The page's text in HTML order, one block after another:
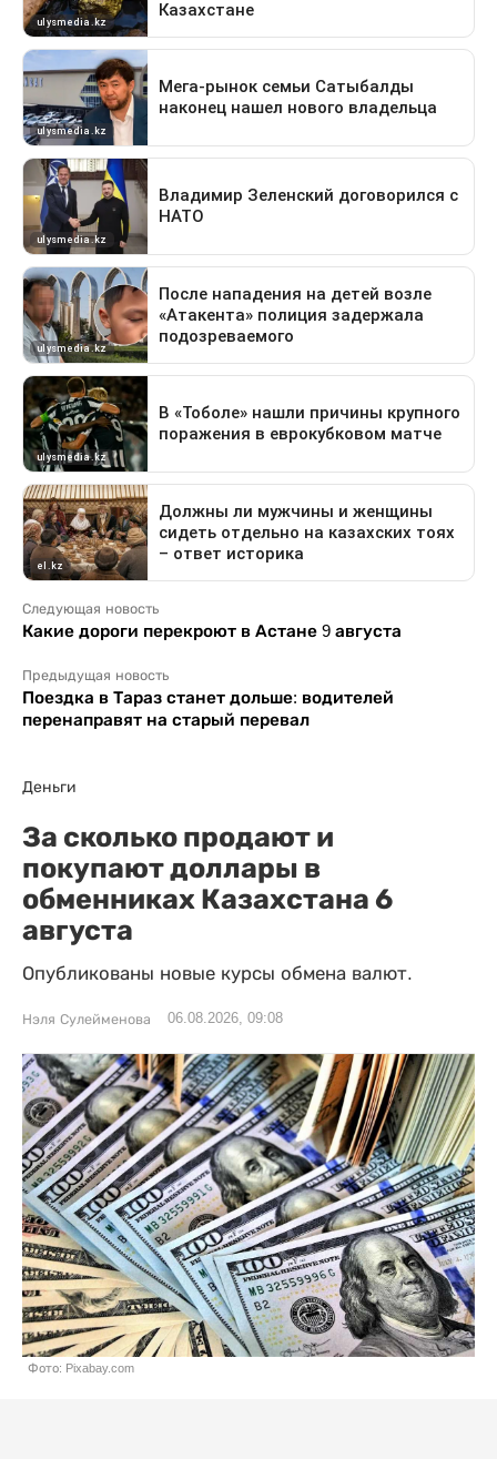
Следующая новость
Какие дороги перекроют в Астане 9 августа
Предыдущая новость
Поездка в Тараз станет дольше: водителей
перенаправят на старый перевал
Деньги
За сколько продают и
покупают доллары в
обменниках Казахстана 6
августа
Опубликованы новые курсы обмена валют.
Нэля Сулейменова 06.08.2026, 09:08
Фото: Pixabay.com